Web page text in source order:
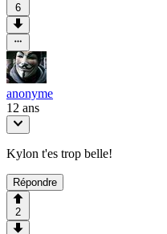
6
anonyme
12 ans
Kylon t'es trop belle!
Répondre
2